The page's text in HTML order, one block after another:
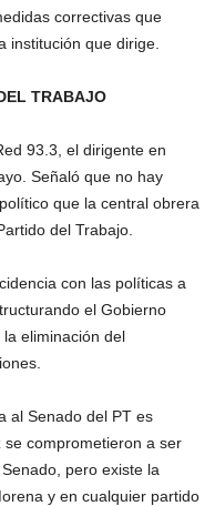
correctivas que
institución que dirige.
TRABAJO
93.3, el dirigente en
Señaló que no hay
que la central obrera
del Trabajo.
con las políticas a
el Gobierno
eliminación del
al Senado del PT es
comprometieron a ser
pero existe la
y en cualquier partido